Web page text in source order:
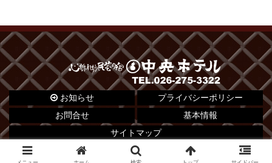
お知らせ
プライバシーポリシー
お問合せ
基本情報
サイトマップ
© 2012 心がふれあう民芸の宿 中央ホテル.